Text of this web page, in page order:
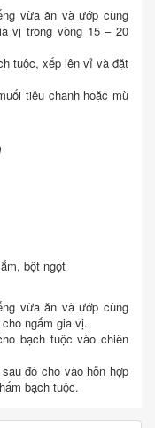
vừa ăn và ướp cùng
vị trong vòng 15 – 20
tuộc, xếp lên vỉ và đặt
tiêu chanh hoặc mù
bột ngọt
vừa ăn và ướp cùng
ngấm gia vị.
bạch tuộc vào chiên
đó cho vào hỗn hợp
bạch tuộc.